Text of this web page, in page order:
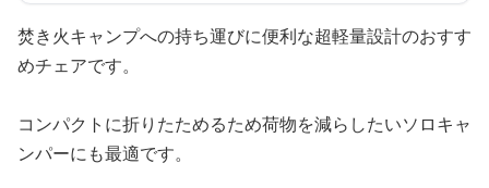
焚き火キャンプへの持ち運びに便利な超軽量設計のおすす
めチェアです。
コンパクトに折りたためるため荷物を減らしたいソロキャ
ンパーにも最適です。